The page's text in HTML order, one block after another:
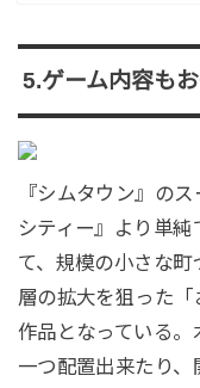
5.ゲーム内容も
『シムタウン』の
シティー』より単
て、規模の小さな
層の拡大を狙った
作品となっている
一つ配置出来たり